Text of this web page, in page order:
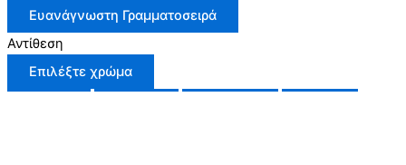
Ευανάγνωστη Γραμματοσειρά
Αντίθεση
Επιλέξτε χρώμα